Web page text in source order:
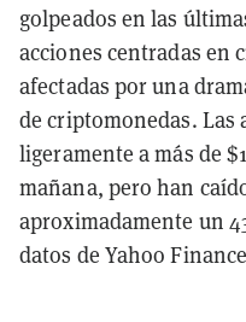
golpeados en las
acciones centradas en
afectadas por una
de criptomonedas. Las
ligeramente a más de
mañana, pero han
aproximadamente un
datos de Yahoo